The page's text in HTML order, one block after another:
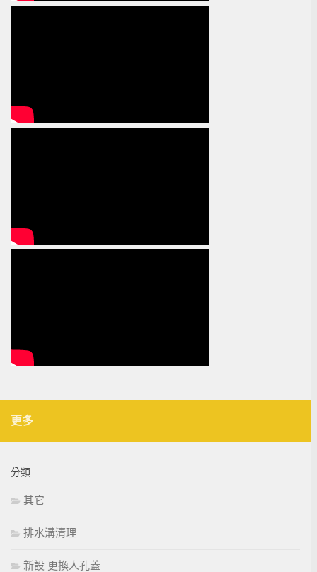
更多
分類
其它
排水溝清理
新設 更換人孔蓋